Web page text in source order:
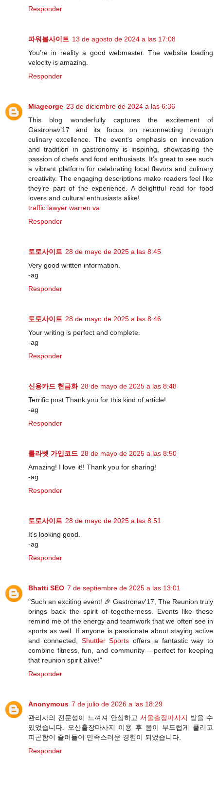
Responder
파워볼사이트 13 de agosto de 2024 a las 17:08
You’re in reality a good webmaster. The website loading
velocity is amazing.
Responder
Miageorge 23 de diciembre de 2024 a las 6:36
This blog wonderfully captures the excitement of
Gastronav’17 and its focus on reconnecting through
culinary excellence. The event's emphasis on innovation
and tradition in gastronomy is inspiring, showcasing the
passion of chefs and food enthusiasts. It’s great to see such
a vibrant platform for celebrating local flavors and culinary
creativity. The engaging descriptions make readers feel like
they’re part of the experience. A delightful read for food
lovers and cultural enthusiasts alike!
traffic lawyer warren va
Responder
토토사이트 28 de mayo de 2025 a las 8:45
Very good written information.
-ag
Responder
토토사이트 28 de mayo de 2025 a las 8:46
Your writing is perfect and complete.
-ag
Responder
신용카드 현금화 28 de mayo de 2025 a las 8:48
Terrific post Thank you for this kind of article!
-ag
Responder
룰라벳 가입코드 28 de mayo de 2025 a las 8:50
Amazing! I love it!! Thank you for sharing!
-ag
Responder
토토사이트 28 de mayo de 2025 a las 8:51
It's looking good.
-ag
Responder
Bhatti SEO 7 de septiembre de 2025 a las 13:01
"Such an exciting event! 🎉 Gastronav'17, The Reunion truly
brings back the spirit of togetherness. Events like these
remind me of the energy and teamwork that we often see in
sports as well. If anyone is passionate about staying active
and connected, Shuttler Sports offers a fantastic way to
combine fitness, fun, and community – perfect for keeping
that reunion spirit alive!"
Responder
Anonymous 7 de julio de 2026 a las 18:29
관리사의 전문성이 느껴져 안심하고 서울출장마사지 받을 수
있었습니다. 오산출장마사지 이용 후 몸이 부드럽게 풀리고
피곤함이 줄어들어 만족스러운 경험이 되었습니다.
Responder